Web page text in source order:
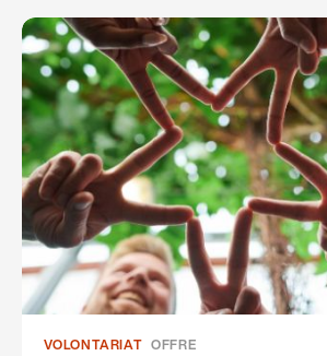
VOLONTARIAT OFFRE